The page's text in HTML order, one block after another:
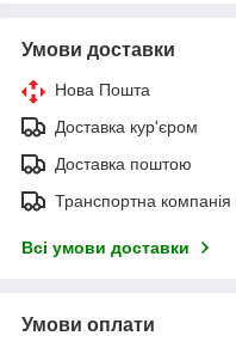
Умови доставки
Нова Пошта
Доставка кур'єром
Доставка поштою
Транспортна компанія
Всі умови доставки
Умови оплати